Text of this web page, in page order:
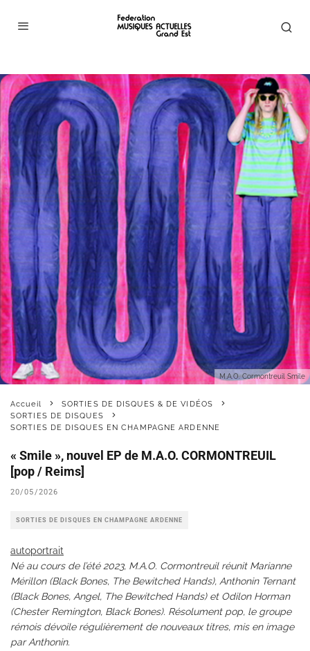
M.A.O. Cormontreuil Smile
Accueil
SORTIES DE DISQUES & DE VIDÉOS
SORTIES DE DISQUES
SORTIES DE DISQUES EN CHAMPAGNE ARDENNE
« Smile », nouvel EP de M.A.O. CORMONTREUIL
[pop / Reims]
20/05/2026
SORTIES DE DISQUES EN CHAMPAGNE ARDENNE
autoportrait
Né au cours de l’été 2023, M.A.O. Cormontreuil réunit Marianne
Mérillon (Black Bones, The Bewitched Hands), Anthonin Ternant
(Black Bones, Angel, The Bewitched Hands) et Odilon Horman
(Chester Remington, Black Bones). Résolument pop, le groupe
rémois dévoile régulièrement de nouveaux titres, mis en image
par Anthonin.